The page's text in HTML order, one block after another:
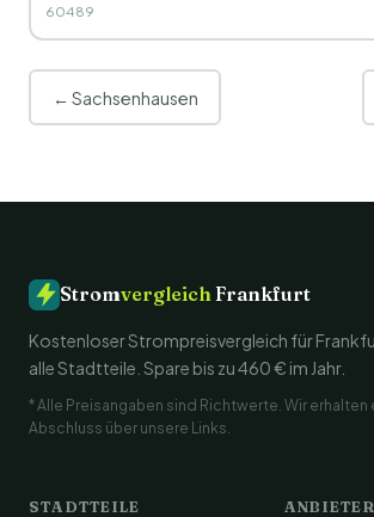
60489
← Sachsenhausen
Stromvergleich Frankfurt
Kostenloser Strompreisvergleich für
alle Stadtteile. Spare bis zu 460 € im Jahr.
* Alle Preisangaben sind Richtwerte. Wir erhalten
Abschluss über unsere Links.
STADTTEILE ANBIETER